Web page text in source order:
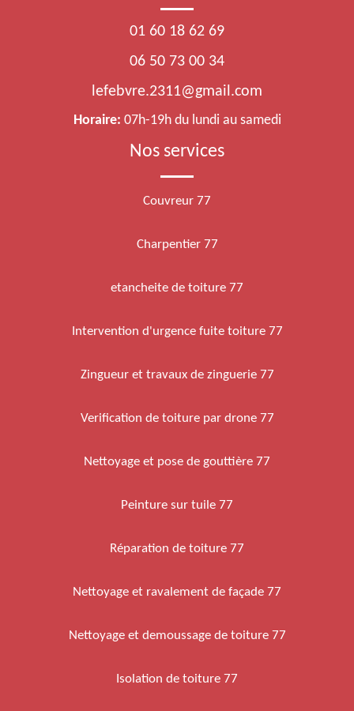
01 60 18 62 69
06 50 73 00 34
lefebvre.2311@gmail.com
Horaire: 07h-19h du lundi au samedi
Nos services
Couvreur 77
Charpentier 77
etancheite de toiture 77
Intervention d'urgence fuite toiture 77
Zingueur et travaux de zinguerie 77
Verification de toiture par drone 77
Nettoyage et pose de gouttière 77
Peinture sur tuile 77
Réparation de toiture 77
Nettoyage et ravalement de façade 77
Nettoyage et demoussage de toiture 77
Isolation de toiture 77